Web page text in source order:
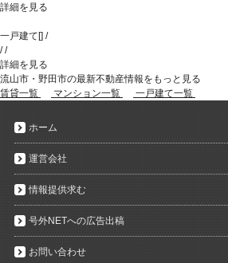
詳細を見る
一戸建て [] /
//
詳細を見る
流山市・野田市の最新不動産情報をもっと見る
賃貸一覧
マンション一覧 一戸建て一覧
ホーム
運営会社
情報提供求む
号外NETへの広告出稿
お問い合わせ